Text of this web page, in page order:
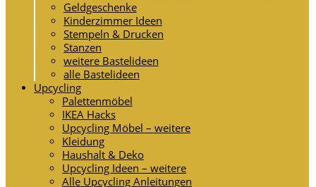
Geldgeschenke
Kinderzimmer Ideen
Stempeln & Drucken
Stanzen
weitere Bastelideen
alle Bastelideen
Upcycling
Palettenmöbel
IKEA Hacks
Upcycling Möbel – weitere
Kleidung
Haushalt & Deko
Upcycling Ideen – weitere
Alle Upcycling Anleitungen